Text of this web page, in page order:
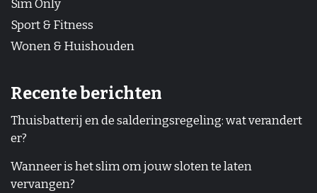
Sim Only
Sport & Fitness
Wonen & Huishouden
Recente berichten
Thuisbatterij en de salderingsregeling: wat verandert
er?
Wanneer is het slim om jouw sloten te laten
vervangen?